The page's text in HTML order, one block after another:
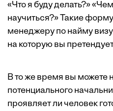
«Что я буду делать?»
научиться?» Такие
менеджеру по найму
на которую вы
В то же время вы можете
потенциального
проявляет ли человек